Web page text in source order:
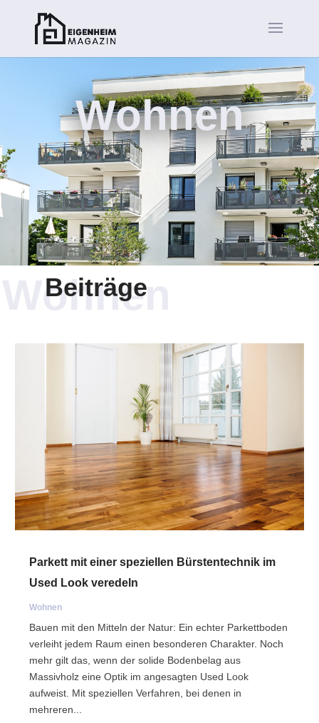
Wohnen
Beiträge
Wohnen
Parkett mit einer speziellen Bürstentechnik im
Used Look veredeln
Wohnen
Bauen mit den Mitteln der Natur: Ein echter Parkettboden
verleiht jedem Raum einen besonderen Charakter. Noch
mehr gilt das, wenn der solide Bodenbelag aus
Massivholz eine Optik im angesagten Used Look
aufweist. Mit speziellen Verfahren, bei denen in
mehreren...